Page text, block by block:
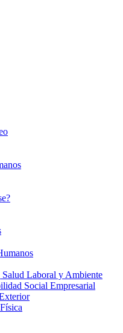
Laboral y Ambiente
Social Empresarial